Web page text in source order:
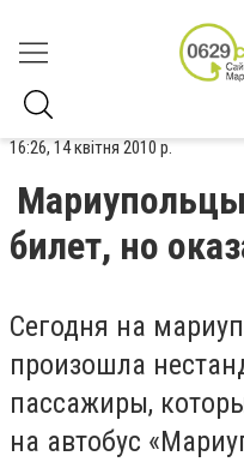
16:26, 14 квітня 2010 р.
билет, но
Сегодня на
произошла
пассажиры,
на автобус